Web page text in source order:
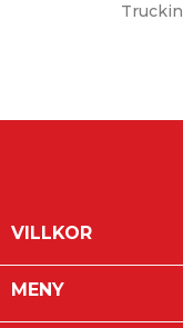
VILLKOR
MENY